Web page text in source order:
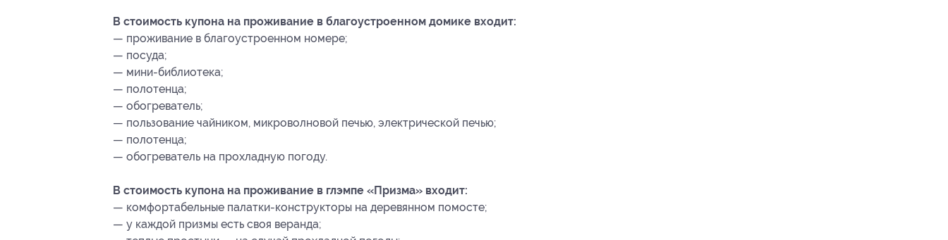
В стоимость купона на проживание в благоустроенном домике входит:
— проживание в благоустроенном номере;
— посуда;
— мини-библиотека;
— полотенца;
— обогреватель;
— пользование чайником, микроволновой печью, электрической печью;
— полотенца;
— обогреватель на прохладную погоду.
В стоимость купона на проживание в глэмпе «Призма» входит:
— комфортабельные палатки-конструкторы на деревянном помосте;
— у каждой призмы есть своя веранда;